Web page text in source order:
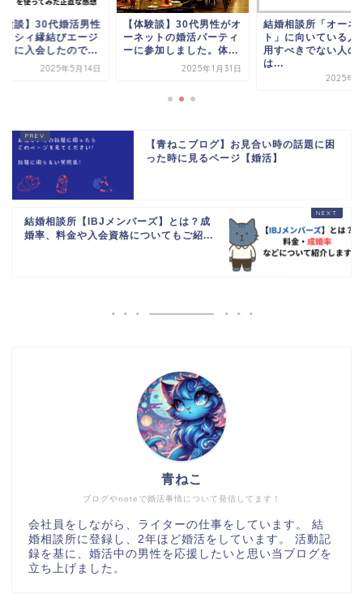
験談】30代婚活男性
クシィ縁結びエージ
トに入会したので...
2025年5月14日
【体験談】30代男性がオ
ーネットの婚活パーティ
ーに参加しました。体...
2025年1月31日
結婚相談所「オーネ
ト」に向いている人
用すべきでない人の
は...
2025年1
【青ねこブログ】お見合い時の話題に困
った時に見るページ【婚活】
結婚相談所【IBJメンバーズ】とは？成
婚率、料金や入会資格についてもご紹...
ブログやnoteで婚活事情について発信してます！
青ねこ
会社員をしながら、ライターの仕事をしています。 結
婚相談所に登録し、2年ほど婚活をしています。 活動記
録を基に、婚活中の男性を応援したいと思い当ブログを
立ち上げました。